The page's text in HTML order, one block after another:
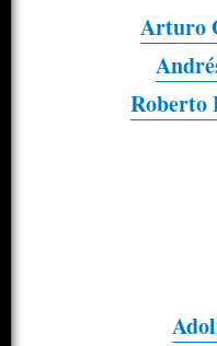
Arturo
Roberto